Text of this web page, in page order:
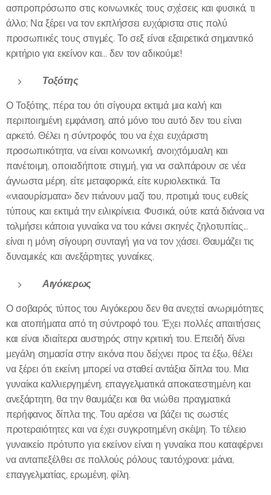
ασπροπρόσωπο στις κοινωνικές τους σχέσεις και φυσικά, τι
άλλο; Να ξέρει να τον εκπλήσσει ευχάριστα στις πολύ
προσωπικές τους στιγμές. Το σεξ είναι εξαιρετικά σημαντικό
κριτήριο για εκείνον και... δεν τον αδικούμε!
Τοξότης
Ο Τοξότης, πέρα του ότι σίγουρα εκτιμά μια καλή και
περιποιημένη εμφάνιση, από μόνο του αυτό δεν του είναι
αρκετό. Θέλει η σύντροφός του να έχει ευχάριστη
προσωπικότητα, να είναι κοινωνική, ανοιχτόμυαλη και
πανέτοιμη, οποιαδήποτε στιγμή, για να σαλπάρουν σε νέα
άγνωστα μέρη, είτε μεταφορικά, είτε κυριολεκτικά. Τα
«νιαουρίσματα» δεν πιάνουν μαζί του, προτιμά τους ευθείς
τύπους και εκτιμά την ειλικρίνεια. Φυσικά, ούτε κατά διάνοια να
τολμήσει κάποια γυναίκα να του κάνει σκηνές ζηλοτυπίας...
είναι η μόνη σίγουρη συνταγή για να τον χάσει. Θαυμάζει τις
δυναμικές και ανεξάρτητες γυναίκες.
Αιγόκερως
Ο σοβαρός τύπος του Αιγόκερου δεν θα ανεχτεί ανωριμότητες
και ατοπήματα από τη σύντροφό του. Έχει πολλές απαιτήσεις
και είναι ιδιαίτερα αυστηρός στην κριτική του. Επειδή δίνει
μεγάλη σημασία στην εικόνα που δείχνει προς τα έξω, θέλει
να ξέρει ότι εκείνη μπορεί να σταθεί αντάξια δίπλα του. Μια
γυναίκα καλλιεργημένη, επαγγελματικά αποκατεστημένη και
ανεξάρτητη, θα την θαυμάζει και θα νιώθει πραγματικά
περήφανος δίπλα της. Του αρέσει να βάζει τις σωστές
προτεραιότητες και να έχει συγκροτημένη σκέψη. Το τέλειο
γυναικείο πρότυπο για εκείνον είναι η γυναίκα που καταφέρνει
να ανταπεξέλθει σε πολλούς ρόλους ταυτόχρονα: μάνα,
επαγγελματίας, ερωμένη, φίλη.